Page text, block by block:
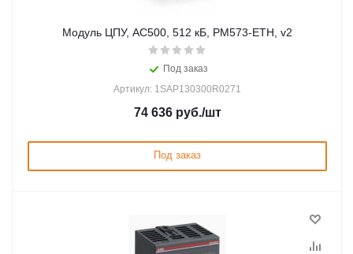
Модуль ЦПУ, AC500, 512 кБ, PM573-ETH, v2
Под заказ
Артикул: 1SAP130300R0271
74 636руб./шт
Под заказ